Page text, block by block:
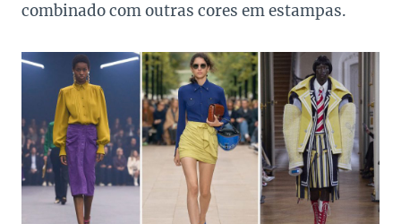
combinado com outras cores em estampas.